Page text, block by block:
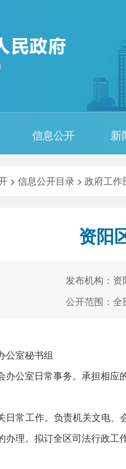
信息公开 新
> 信息公开目录 > 政府工作
资阳
发布机构：资
公开范围：全
公室秘书组
公室日常事务。承担相应
日常工作。负责机关文电
理。拟订全区司法行政工